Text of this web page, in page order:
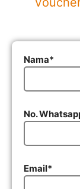
Nama*
No.
Email*